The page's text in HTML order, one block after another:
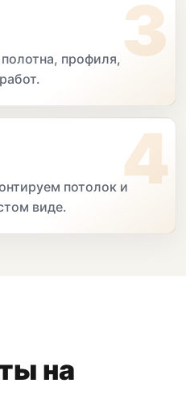
профиля,
потолок и
виде.
на